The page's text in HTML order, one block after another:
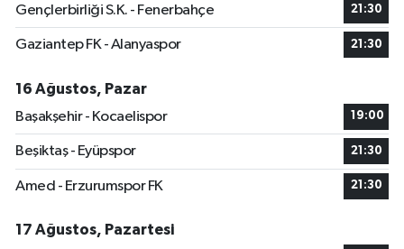
Gençlerbirliği S.K. - Fenerbahçe 21:30
Gaziantep FK - Alanyaspor 21:30
16 Ağustos, Pazar
Başakşehir - Kocaelispor
19:00
Beşiktaş - Eyüpspor 21:30
Amed - Erzurumspor FK 21:30
17 Ağustos, Pazartesi